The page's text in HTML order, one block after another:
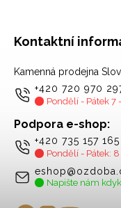
Kontaktní
Kamenná prodejna
+420 720 970
Pondělí - Pátek 7
Podpora e-shop:
+420 735 157 165
Pondělí - Pátek: 8
Napište nám